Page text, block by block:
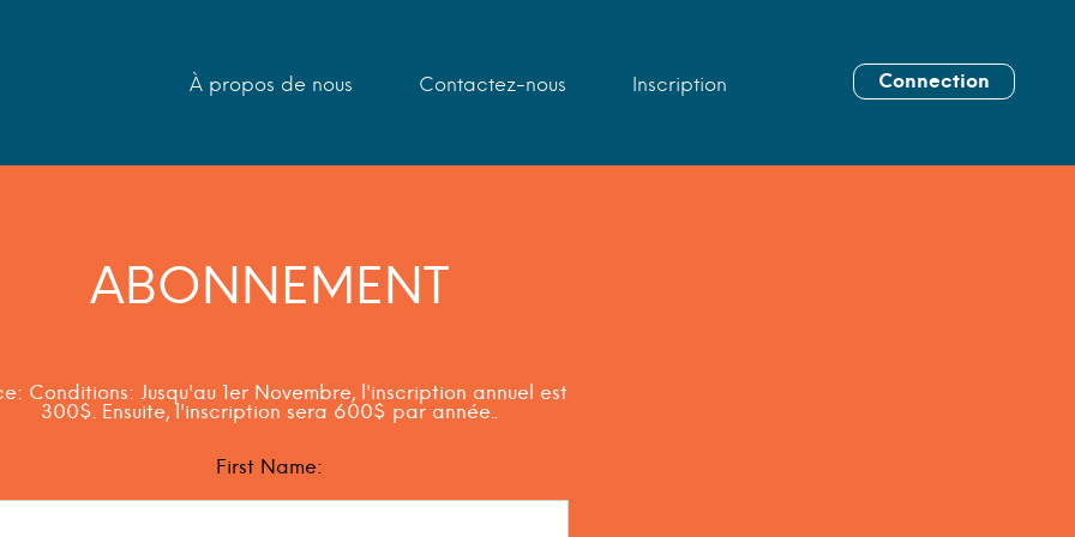
À propos de nous Contactez-nous Inscription Connection
ABONNEMENT
Conditions: Jusqu'au 1er Novembre, l'inscription annuel est
300$. Ensuite, l'inscription sera 600$ par année..
First Name: